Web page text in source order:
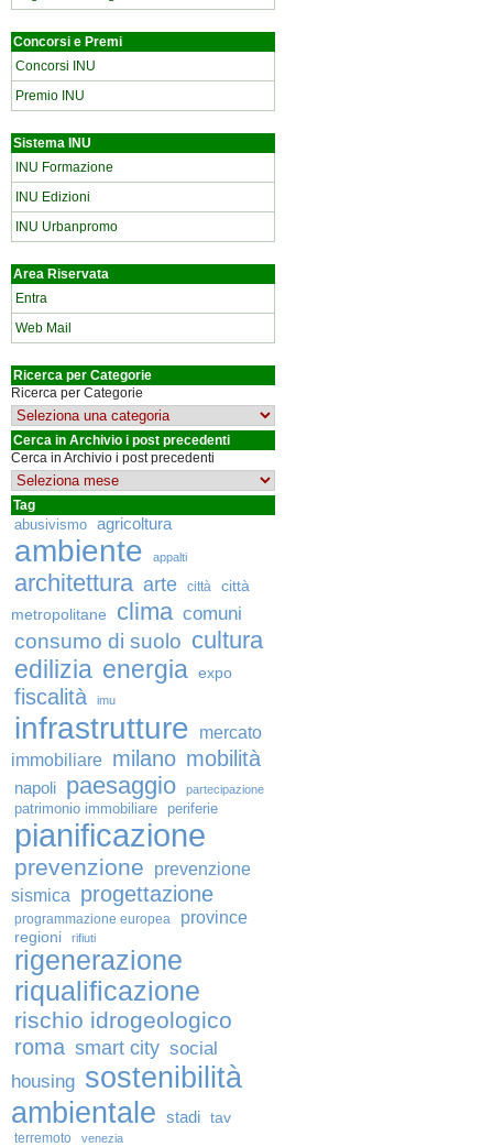
Concorsi e Premi
Concorsi INU
Premio INU
Sistema INU
INU Formazione
INU Edizioni
INU Urbanpromo
Area Riservata
Entra
Web Mail
Ricerca per Categorie
Ricerca per Categorie
Cerca in Archivio i post precedenti
Cerca in Archivio i post precedenti
Tag
abusivismo agricoltura
ambiente appalti
architettura arte città
città
metropolitane
clima comuni
consumo di suolo cultura
edilizia energia expo
fiscalità imu
infrastrutture
mercato
immobiliare milano mobilità
napoli paesaggio partecipazione
patrimonio immobiliare periferie
pianificazione
prevenzione
prevenzione
sismica
progettazione
programmazione europea province
regioni rifiuti
rigenerazione
riqualificazione
rischio idrogeologico
roma smart city social
housing sostenibilità
ambientale stadi tav
terremoto venezia